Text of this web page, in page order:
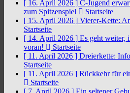
[ 16. April 2026 ] C-Jugend
zum Spitzenspiel
Startseite
[ 15. April 2026 ] Vierer-Kette:
Startseite
[ 14. April 2026 ] Es geht weiter,
voran!
Startseite
[ 11. April 2026 ] Dreierkette:
Startseite
[ 11. April 2026 ] Rückkehr für
Startseite
[ 7. April 2026 ] Ein seltener